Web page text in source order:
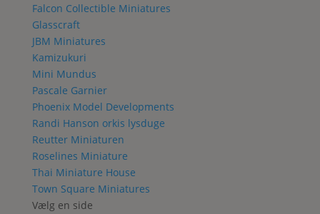
Falcon Collectible Miniatures
Glasscraft
JBM Miniatures
Kamizukuri
Mini Mundus
Pascale Garnier
Phoenix Model Developments
Randi Hanson orkis lysduge
Reutter Miniaturen
Roselines Miniature
Thai Miniature House
Town Square Miniatures
Vælg en side